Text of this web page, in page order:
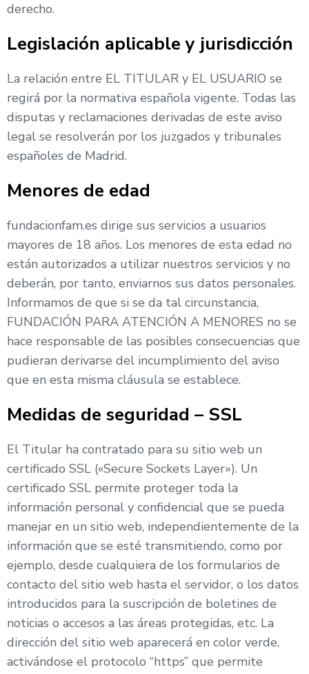
derecho.
Legislación aplicable y jurisdicción
La relación entre EL TITULAR y EL USUARIO se
regirá por la normativa española vigente. Todas las
disputas y reclamaciones derivadas de este aviso
legal se resolverán por los juzgados y tribunales
españoles de Madrid.
Menores de edad
fundacionfam.es dirige sus servicios a usuarios
mayores de 18 años. Los menores de esta edad no
están autorizados a utilizar nuestros servicios y no
deberán, por tanto, enviarnos sus datos personales.
Informamos de que si se da tal circunstancia,
FUNDACIÓN PARA ATENCIÓN A MENORES no se
hace responsable de las posibles consecuencias que
pudieran derivarse del incumplimiento del aviso
que en esta misma cláusula se establece.
Medidas de seguridad – SSL
El Titular ha contratado para su sitio web un
certificado SSL («Secure Sockets Layer»). Un
certificado SSL permite proteger toda la
información personal y confidencial que se pueda
manejar en un sitio web, independientemente de la
información que se esté transmitiendo, como por
ejemplo, desde cualquiera de los formularios de
contacto del sitio web hasta el servidor, o los datos
introducidos para la suscripción de boletines de
noticias o accesos a las áreas protegidas, etc. La
dirección del sitio web aparecerá en color verde,
activándose el protocolo “https” que permite